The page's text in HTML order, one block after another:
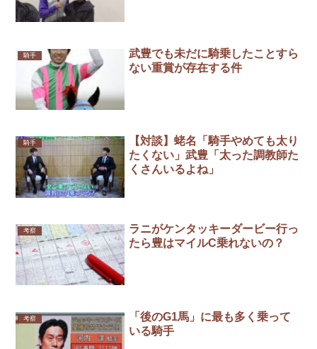
騎手
武豊でも未だに騎乗したことすら
ない重賞が存在する件
騎手
【対談】蛯名「騎手やめても太り
たくない」武豊「太った調教師た
くさんいるよね」
考察
ラニがケンタッキーダービー行っ
たら豊はマイルC乗れないの？
考察
「後のG1馬」に最も多く乗って
いる騎手